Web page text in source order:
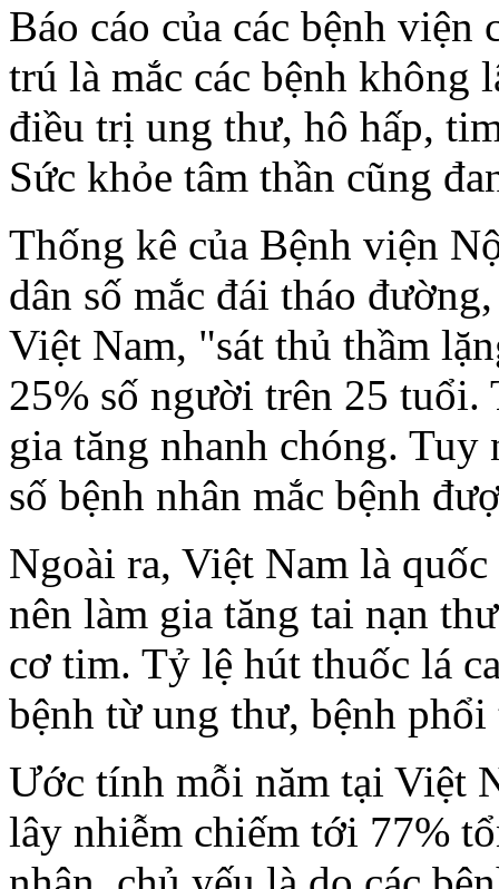
Báo cáo của các bệnh
trú là mắc các bệnh không
điều trị ung thư, hô hấp,
Sức khỏe tâm thần cũng
Thống kê của Bệnh viện
dân số mắc đái tháo
Việt Nam, "sát thủ thầm
25% số người trên 25 tuổi.
gia tăng nhanh chóng.
số bệnh nhân mắc bệnh
Ngoài ra, Việt Nam là
nên làm gia tăng tai nạn
cơ tim. Tỷ lệ hút thuốc lá
bệnh từ ung thư, bệnh
Ước tính mỗi năm tại Việt
lây nhiễm chiếm tới 77%